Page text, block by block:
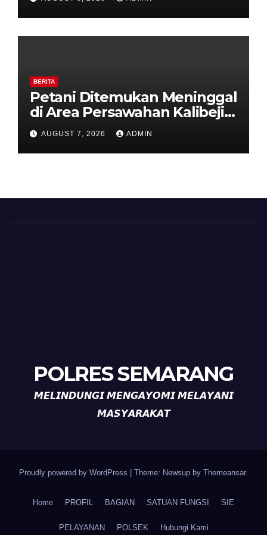
Kesiapsiagaan Hadapi Musim
Kemarau.
BERITA
Petani Ditemukan Meninggal
di Area Persawahan Kalibeji,
Polisi Pastikan Tidak Ada
Tanda Kekerasan
AUGUST 7, 2026 ADMIN
POLRES SEMARANG
𝙈𝙀𝙇𝙄𝙉𝘿𝙐𝙉𝙂𝙄 𝙈𝙀𝙉𝙂𝘼𝙔𝙊𝙈𝙄 𝙈𝙀𝙇𝘼𝙔𝘼𝙉𝙄
𝙈𝘼𝙎𝙔𝘼𝙍𝘼𝙆𝘼𝙏
Proudly powered by WordPress Theme: Newsup by Themeansar.
Home PROFIL BAGIAN SATUAN FUNGSI SIE
PELAYANAN POLSEK Hubungi Kami